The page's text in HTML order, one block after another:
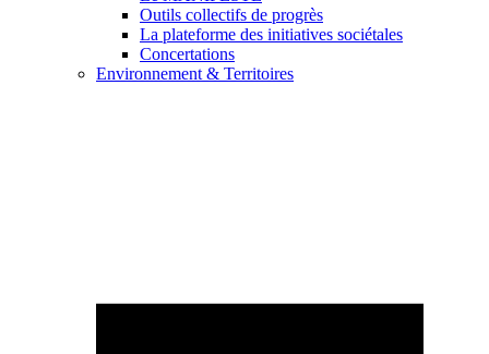
Outils collectifs de progrès
La plateforme des initiatives sociétales
Concertations
Environnement & Territoires